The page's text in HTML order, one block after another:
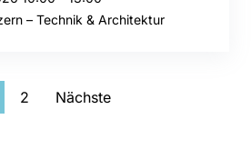
– Technik & Architektur
2 Nächste